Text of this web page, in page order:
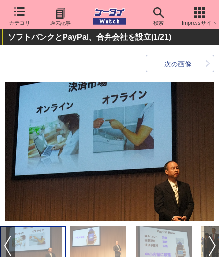
カテゴリ 過去記事 検索 Impressサイト
ソフトバンクとPayPal、合弁会社を設立(1/21)
次の画像